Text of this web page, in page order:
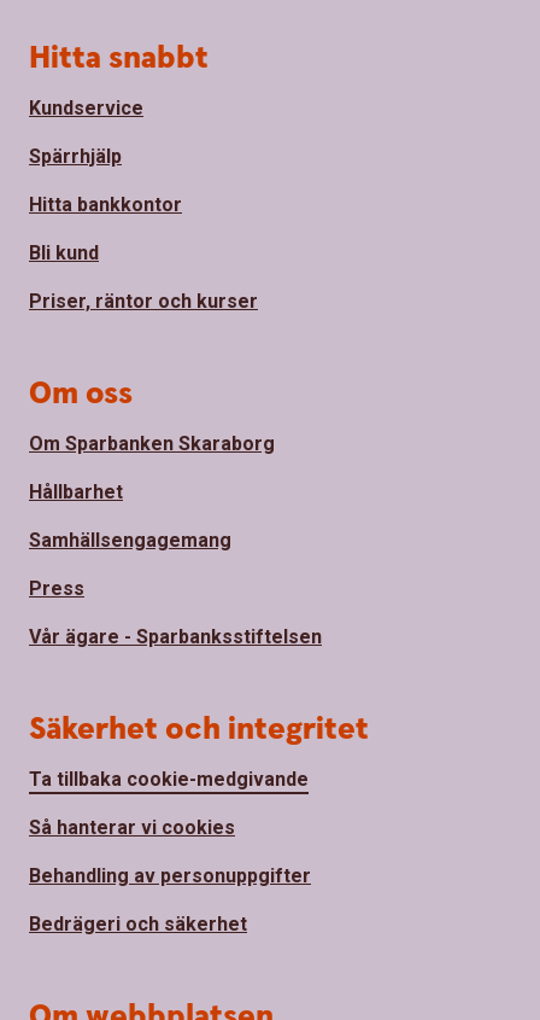
Sidfot
Hitta snabbt
Kundservice
Spärrhjälp
Hitta bankkontor
Bli kund
Priser, räntor och kurser
Om oss
Om Sparbanken Skaraborg
Hållbarhet
Samhällsengagemang
Press
Vår ägare - Sparbanksstiftelsen
Säkerhet och integritet
Ta tillbaka cookie-medgivande
Så hanterar vi cookies
Behandling av personuppgifter
Bedrägeri och säkerhet